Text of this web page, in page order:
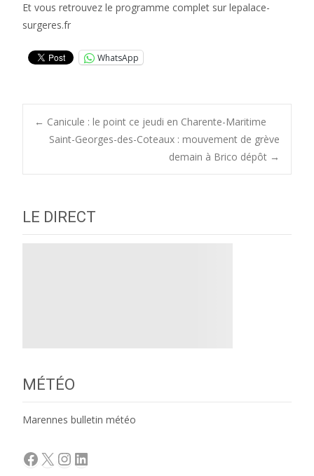
Et vous retrouvez le programme complet sur lepalace-
surgeres.fr
WhatsApp
Post
navigation
← Canicule : le point ce jeudi en Charente-Maritime
Saint-Georges-des-Coteaux : mouvement de grève
demain à Brico dépôt →
LE DIRECT
MÉTÉO
Marennes bulletin météo
Facebook
X Instagram
LinkedIn